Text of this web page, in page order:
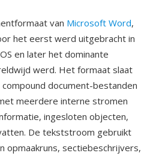
van Microsoft Word,
het eerst werd uitgebracht in
en later het dominante
werd. Het formaat slaat
document-bestanden
meerdere interne stromen
ingesloten objecten,
De tekststroom gebruikt
opmaakruns, sectiebeschrijvers,